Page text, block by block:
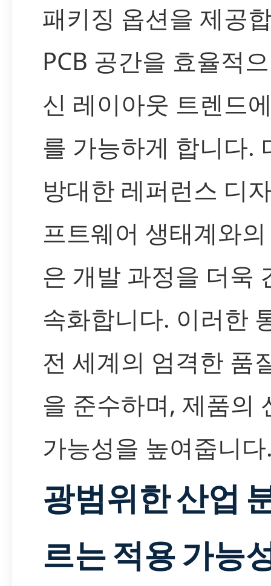
패키징 옵션을 제공
PCB 공간을 효율적
신 레이아웃 트렌드
를 가능하게 합니다.
방대한 레퍼런스 디
프트웨어 생태계와
은 개발 과정을 더욱
속화합니다. 이러한
전 세계의 엄격한 품
을 준수하며, 제품의
가능성을 높여줍니
광범위한 산업
르는 적용 가능